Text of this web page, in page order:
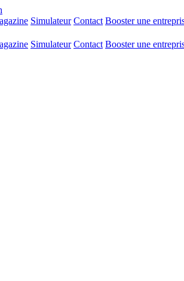
Simulateur Contact Booster une
Simulateur Contact Booster une